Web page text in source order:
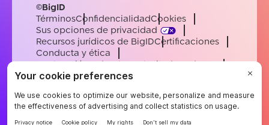
©BigID
TérminosConfidencialidadCookies
Sus opciones de privacidad
Recursos jurídicos de BigIDCertificaciones
Conducta y ética
Declaración sobre la esclavitud moderna
SubprocesadoresAyuda
EnglishGermanFrenchSpanishPortuguese